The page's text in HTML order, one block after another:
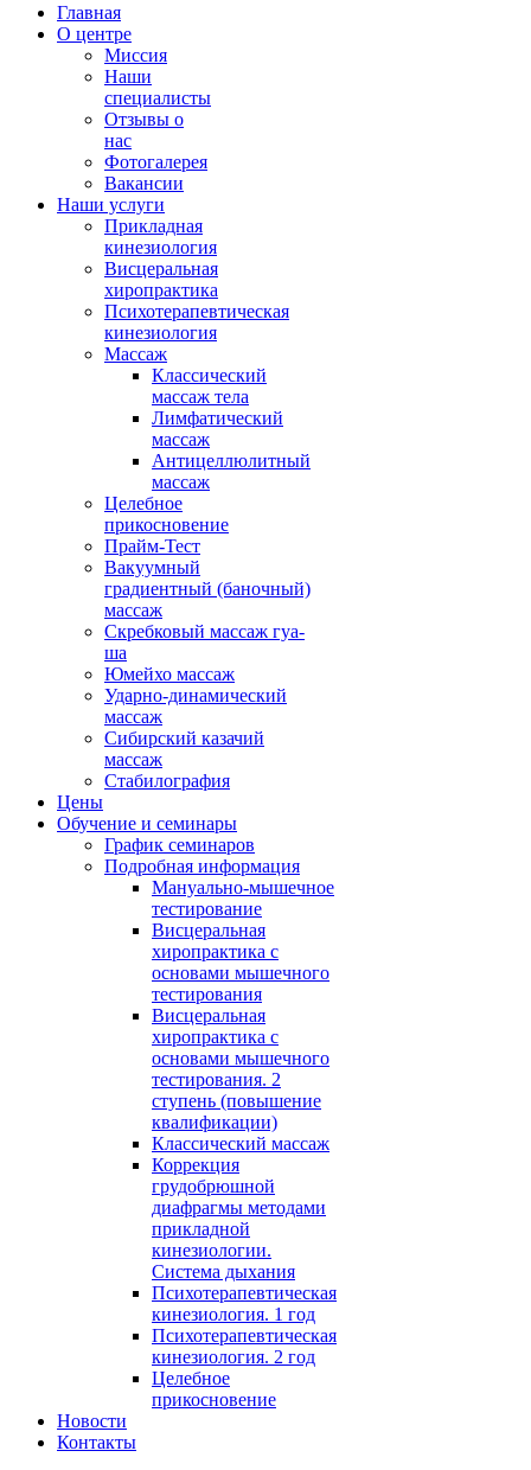
Главная
О центре
Миссия
Наши
специалисты
Отзывы о
нас
Фотогалерея
Вакансии
Наши услуги
Прикладная
кинезиология
Висцеральная
хиропрактика
Психотерапевтическая
кинезиология
Массаж
Классический
массаж тела
Лимфатический
массаж
Антицеллюлитный
массаж
Целебное
прикосновение
Прайм-Тест
Вакуумный
градиентный (баночный)
массаж
Скребковый массаж гуа-
ша
Юмейхо массаж
Ударно-динамический
массаж
Сибирский казачий
массаж
Стабилография
Цены
Обучение и семинары
График семинаров
Подробная информация
Мануально-мышечное
тестирование
Висцеральная
хиропрактика с
основами мышечного
тестирования
Висцеральная
хиропрактика с
основами мышечного
тестирования. 2
ступень (повышение
квалификации)
Классический массаж
Коррекция
грудобрюшной
диафрагмы методами
прикладной
кинезиологии.
Система дыхания
Психотерапевтическая
кинезиология. 1 год
Психотерапевтическая
кинезиология. 2 год
Целебное
прикосновение
Новости
Контакты